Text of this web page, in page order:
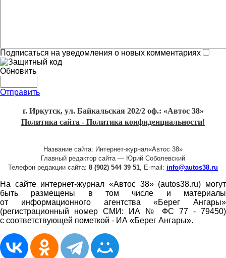
Подписаться на уведомления о новых комментариях
Обновить
Отправить
г. Иркутск, ул. Байкальская 202/2 оф.: «Автос 38»
Политика сайта - Политика конфиденциальности!
Название сайта: Интернет-журнал«Автос 38»
Главный редактор сайта — Юрий Соболевский
Телефон редакции сайта: 8 (902) 544 39 51, E-mail: info@autos38.ru
На сайте интернет-журнал «Автос 38» (autos38.ru) могут
быть размещены в том числе и материалы
от информационного агентства «Берег Ангары»
(регистрационный номер СМИ: ИА № ФС 77 - 79450)
с соответствующей пометкой - ИА «Берег Ангары».